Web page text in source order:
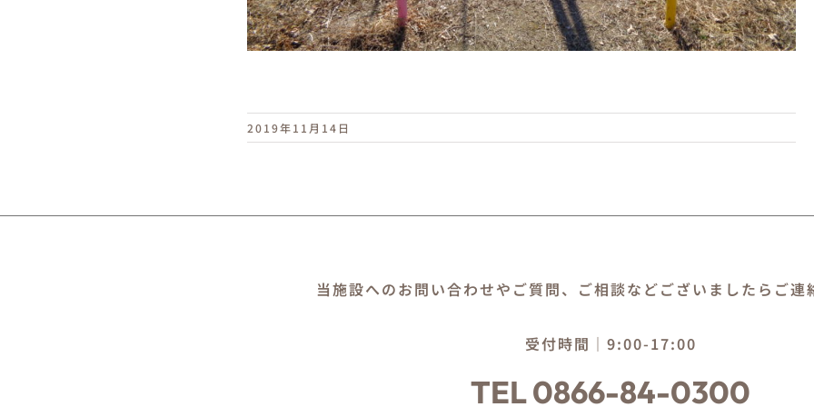
2019年11月14日
当施設へのお問い合わせやご質問、ご相談などございましたらご連
受付時間｜9:00-17:00
TEL 0866-84-0300